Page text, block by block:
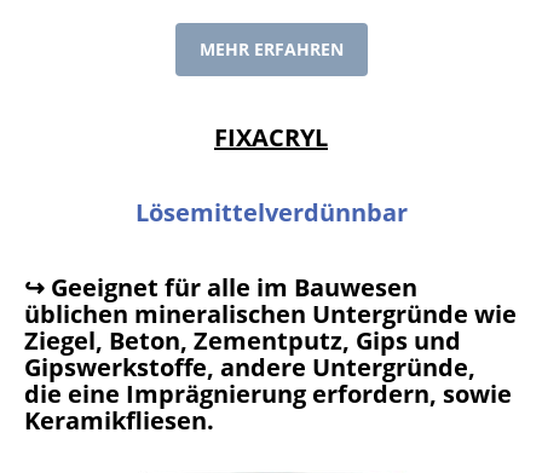
MEHR ERFAHREN
FIXACRYL
Lösemittelverdünnbar
↪ Geeignet für alle im Bauwesen
üblichen mineralischen Untergründe wie
Ziegel, Beton, Zementputz, Gips und
Gipswerkstoffe, andere Untergründe,
die eine Imprägnierung erfordern, sowie
Keramikfliesen.